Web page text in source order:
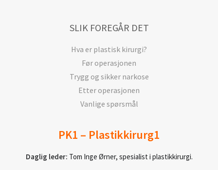
SLIK FOREGÅR DET
Hva er plastisk kirurgi?
Før operasjonen
Trygg og sikker narkose
Etter operasjonen
Vanlige spørsmål
PK1 – Plastikkirurg1
Daglig leder: Tom Inge Ørner, spesialist i plastikkirurgi.